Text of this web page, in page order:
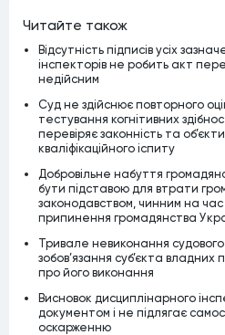
Читайте також
Відсутність підписів усіх
інспекторів не робить акт
недійсним
Суд не здійснює повторного
тестування когнітивних
перевіряє законність та
кваліфікаційного іспиту
Добровільне набуття
бути підставою для втрати
законодавством, чинним на
припинення громадянства
Тривале невиконання
зобов’язання суб’єкта владних
про його виконання
Висновок дисциплінарного
документом і не підлягає
оскарженню